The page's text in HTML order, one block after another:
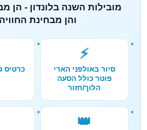
מובילות השנה בלונדון - הן
והן מבחינת החוויה
⚡
סיור באולפני הארי
פוטר כולל הסעה
הלוך/חזור
כרטיס
👑